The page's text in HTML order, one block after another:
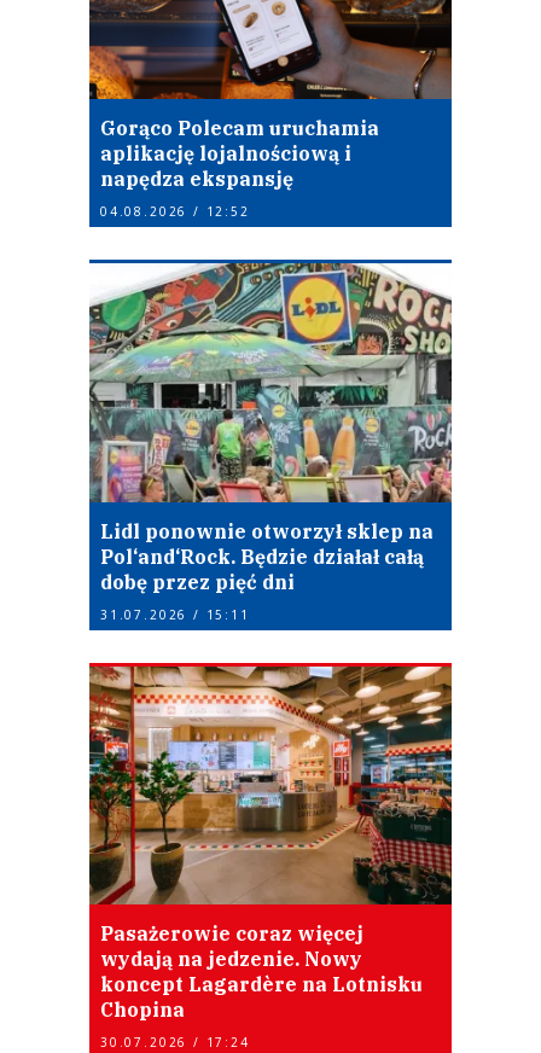
Gorąco Polecam uruchamia
aplikację lojalnościową i
napędza ekspansję
04.08.2026 / 12:52
Lidl ponownie otworzył sklep na
Pol‘and‘Rock. Będzie działał całą
dobę przez pięć dni
31.07.2026 / 15:11
Pasażerowie coraz więcej
wydają na jedzenie. Nowy
koncept Lagardère na Lotnisku
Chopina
30.07.2026 / 17:24